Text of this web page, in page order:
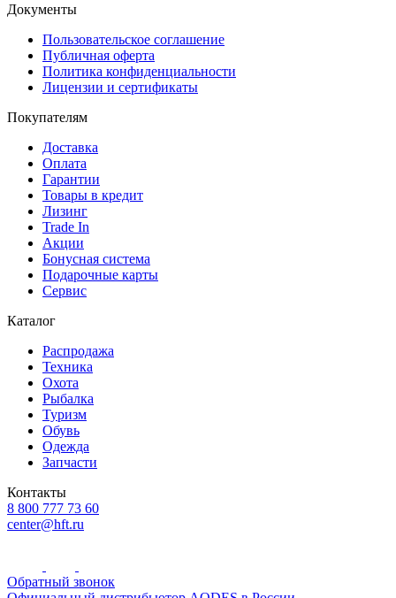
Документы
Пользовательское соглашение
Публичная оферта
Политика конфиденциальности
Лицензии и сертификаты
Покупателям
Доставка
Оплата
Гарантии
Товары в кредит
Лизинг
Trade In
Акции
Бонусная система
Подарочные карты
Сервис
Каталог
Распродажа
Техника
Охота
Рыбалка
Туризм
Обувь
Одежда
Запчасти
Контакты
8 800 777 73 60
center@hft.ru
Обратный звонок